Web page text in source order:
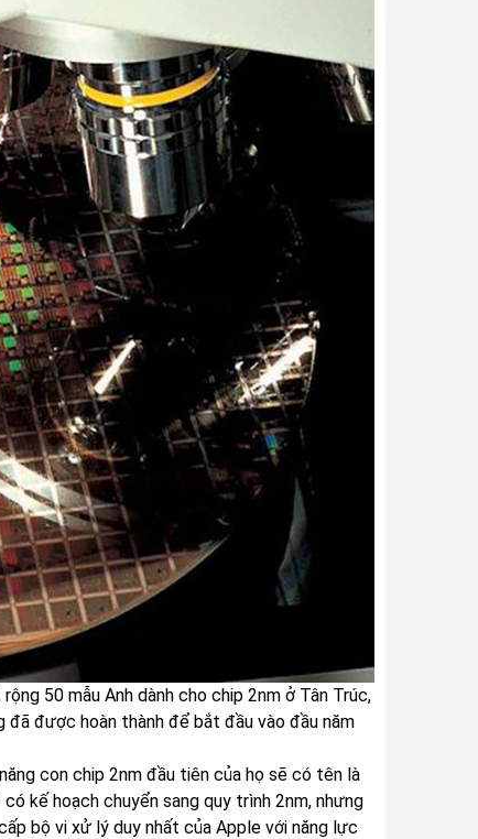
50 mẫu Anh dành cho chip 2nm ở Tân Trúc,
đã được hoàn thành để bắt đầu vào đầu năm
con chip 2nm đầu tiên của họ sẽ có tên là
kế hoạch chuyển sang quy trình 2nm, nhưng
bộ vi xử lý duy nhất của Apple với năng lực